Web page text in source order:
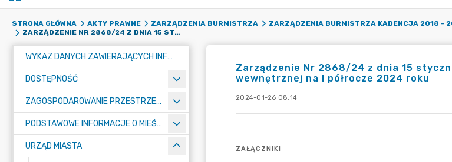
STRONA GŁÓWNA AKTY PRAWNE ZARZĄDZENIA BURMISTRZA ZARZĄDZENIA BURMISTRZA KADENCJA 2018 -
ZARZĄDZENIE NR 2868/24 Z DNIA 15 STYCZNIA 2024 R. W SPRAWIE ZATWIERDZENIA PLANU KONTROLI WEWNĘTRZNEJ NA I PÓŁROCZE 2024 ROKU
WYKAZ DANYCH ZAWIERAJĄCYCH INFORMACJE O ŚRODOWISKU I JEGO OCHRONIE
DOSTĘPNOŚĆ
ZAGOSPODAROWANIE PRZESTRZENNE
PODSTAWOWE INFORMACJE O MIEŚCIE
URZĄD MIASTA
Zarządzenie Nr 2868/24 z dnia 15
wewnętrznej na I półrocze 2024 roku
2024-01-26 08:14
ZAŁĄCZNIKI